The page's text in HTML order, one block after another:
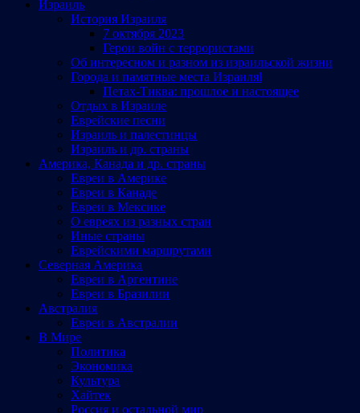
Израиль
История Израиля
7 октября 2023
Герои войн с террористами
Об интересном и разном из израильской жизни
Города и памятные места Израиляl
Петах-Тиква: прошлое и настоящее
Отдых в Израиле
Еврейские песни
Израиль и палестинцы
Израиль и др. страны
Америка, Канада и др. страны
Евреи в Америке
Евреи в Канаде
Евреи в Мексике
О евреях из разных стран
Иные страны
Еврейскими маршрутами
Северная Америка
Евреи в Аргентине
Евреи в Бразилии
Австралия
Евреи в Австралии
В Мире
Политика
Экономика
Культура
Хайтек
Россия и остальной мир